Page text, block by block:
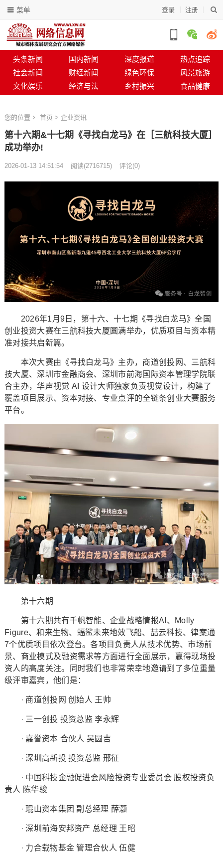
登录 注册
菜单
头条新闻 国内新闻 深度报道
热点追踪
社会新闻
财经新闻 绿色环保
风景旅游
文化娱乐
经济与法 乡村振兴 食品健康
您的位置 首页 > 企业资讯
第十六期&十七期《寻找白龙马》在［三航科技大厦］
成功举办!
2026-01-13 14:51:54 阅读(2716715) 评论(0)
2026年1月9日，第十六、十七期《寻找白龙马》全国
创业投资大赛在三航科技大厦圆满举办，优质项目与资本精
准对接共启新篇。
本次大赛由《寻找白龙马》主办，商道创投网、三航科
技大厦、深圳市金融商会、深圳市前海国际资本管理学院联
合主办，华声视觉 AI 设计大师独家负责视觉设计，构建了
覆盖项目展示、资本对接、专业点评的全链条创业大赛服务
平台。
第十六期
第十六期共有千帆智能、企业战略情报AI、Molly
Figure、和来生物、蝠鲨未来地效飞船、喆云科技、律案通
7个优质项目依次登台。各项目负责人从技术优势、市场前
景、商业模式及融资需求等方面进行全面展示，赢得现场投
资人的高度关注。同时我们也非常荣幸地邀请到了多位重量
级评审嘉宾，他们是：
· 商道创投网 创始人 王帅
· 三一创投 投资总监 李永辉
· 嘉誉资本 合伙人 吴圆吉
· 深圳高新投 投资总监 邢征
· 中国科技金融促进会风险投资专业委员会 股权投资负
责人 陈华骏
· 琨山资本集团 副总经理 薛灏
· 深圳前海安邦资产 总经理 王昭
· 力合载物基金 管理合伙人 伍健